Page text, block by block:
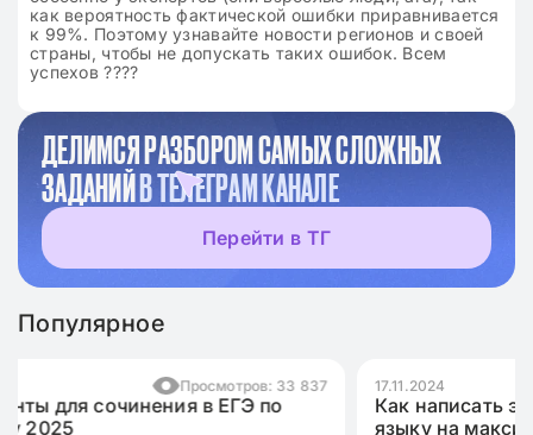
как вероятность фактической ошибки приравнивается
к 99%. Поэтому узнавайте новости регионов и своей
страны, чтобы не допускать таких ошибок. Всем
успехов ????
ДЕЛИМСЯ РАЗБОРОМ САМЫХ СЛОЖНЫХ
ЗАДАНИЙВ ТЕЛЕГРАМ КАНАЛЕ
Перейти в ТГ
Популярное
17.11.2024 Просмотров: 10
Как написать эссе для ЕГЭ по английскому